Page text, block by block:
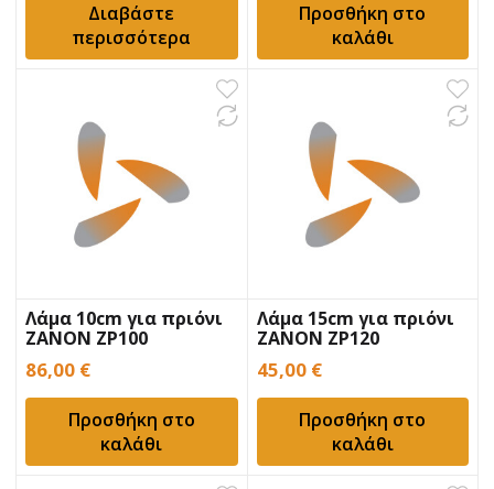
Διαβάστε
περισσότερα
Προσθήκη στο
καλάθι
Λάμα 10cm για πριόνι
ZANON ZP100
86,00 €
Προσθήκη στο
καλάθι
Λάμα 15cm για πριόνι
ZANON ZP120
45,00 €
Προσθήκη στο
καλάθι